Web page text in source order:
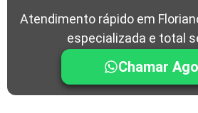
Atendimento rápido em
especializada e total
Chamar